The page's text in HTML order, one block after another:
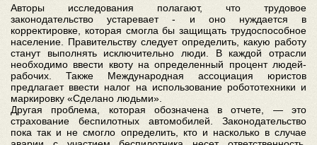
Авторы исследования полагают, что трудовое
законодательство устаревает - и оно нуждается в
корректировке, которая смогла бы защищать трудоспособное
население. Правительству следует определить, какую работу
станут выполнять исключительно люди. В каждой отрасли
необходимо ввести квоту на определенный процент людей-
рабочих. Также Международная ассоциация юристов
предлагает ввести налог на использование робототехники и
маркировку «Сделано людьми».
Другая проблема, которая обозначена в отчете, — это
страхование беспилотных автомобилей. Законодательство
пока так и не смогло определить, кто и насколько в случае